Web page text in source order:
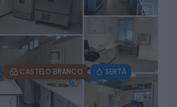
CASTELO BRANCO SERTÃ
açor ferido no
Sertã